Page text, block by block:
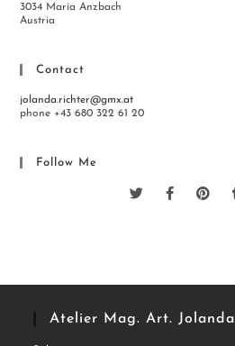
3034 Maria Anzbach
Austria
Contact
jolanda.richter@gmx.at
phone +43 680 322 61 20
Follow Me
Atelier Mag. Art.